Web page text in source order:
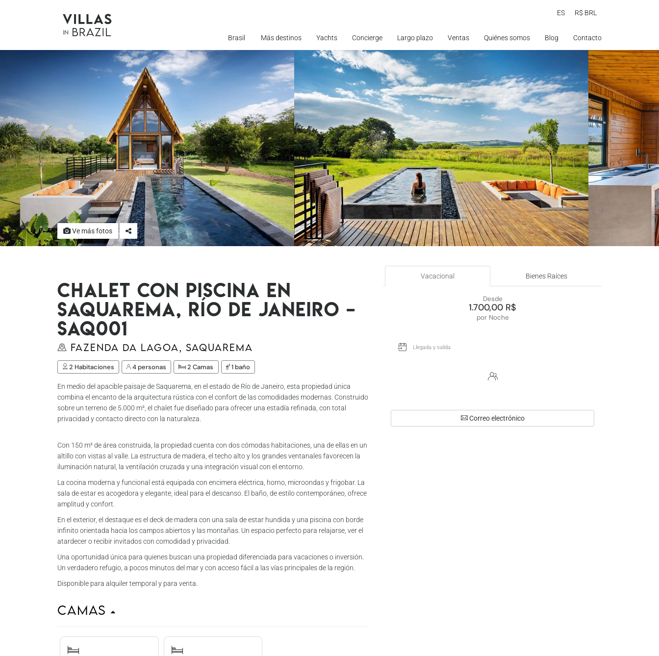
ES R$ BRL
Brasil Más destinos Yachts Concierge Largo plazo Ventas Quiénes somos Blog Contacto
Ve más fotos
Chalet con piscina en
Saquarema, Río de Janeiro –
Saq001
Fazenda da Lagoa, Saquarema
2 Habitaciones 4 personas 2 Camas 1 baño
En medio del apacible paisaje de Saquarema, en el estado de Río de Janeiro, esta propiedad única
combina el encanto de la arquitectura rústica con el confort de las comodidades modernas. Construido
sobre un terreno de 5.000 m², el chalet fue diseñado para ofrecer una estadía refinada, con total
privacidad y contacto directo con la naturaleza.
Con 150 m² de área construida, la propiedad cuenta con dos cómodas habitaciones, una de ellas en un
altillo con vistas al valle. La estructura de madera, el techo alto y los grandes ventanales favorecen la
iluminación natural, la ventilación cruzada y una integración visual con el entorno.
La cocina moderna y funcional está equipada con encimera eléctrica, horno, microondas y frigobar. La
sala de estar es acogedora y elegante, ideal para el descanso. El baño, de estilo contemporáneo, ofrece
amplitud y confort.
En el exterior, el destaque es el deck de madera con una sala de estar hundida y una piscina con borde
infinito orientada hacia los campos abiertos y las montañas. Un espacio perfecto para relajarse, ver el
atardecer o recibir invitados con comodidad y privacidad.
Una oportunidad única para quienes buscan una propiedad diferenciada para vacaciones o inversión.
Un verdadero refugio, a pocos minutos del mar y con acceso fácil a las vías principales de la región.
Disponible para alquiler temporal y para venta.
Camas
Vacacional Bienes Raíces
Desde
1.700,00 R$
por Noche
Correo electrónico